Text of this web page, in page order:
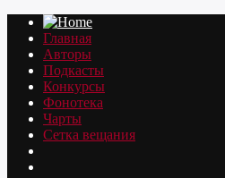
Главная
Авторы
Подкасты
Конкурсы
Фонотека
Чарты
Сетка вещания